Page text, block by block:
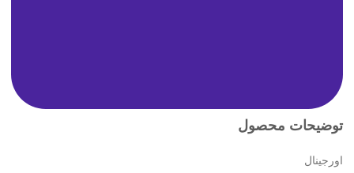
توضیحات محصول
اورجینال